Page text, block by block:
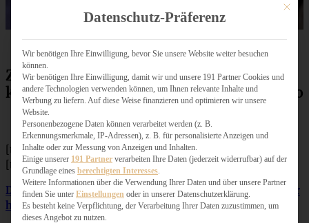
Zutaten Feigen-Bacon-Pizza mit
karamellisierten Zwiebeln und Balsamico
[tabs]
[tab title=”Zutaten”]
Das Rezept für meinen super leckeren Pizzateig findet Ihr
hier!
Mit
Datenschutz-Präferenz
Wir benötigen Ihre Einwilligung, bevor Sie unsere Website weiter besuchen
können.
Wir benötigen Ihre Einwilligung, damit wir und unsere 191 Partner Cookies und
andere Technologien verwenden können, um Ihnen relevante Inhalte und
Werbung zu liefern. Auf diese Weise finanzieren und optimieren wir unsere
Website.
Personenbezogene Daten können verarbeitet werden (z. B.
Erkennungsmerkmale, IP-Adressen), z. B. für personalisierte Anzeigen und
Inhalte oder zur Messung von Anzeigen und Inhalten.
Einige unserer 191 Partner verarbeiten Ihre Daten (jederzeit widerrufbar) auf der
Grundlage eines berechtigten Interesses
Weitere Informationen über die Verwendung Ihrer Daten und über unsere Partner
finden Sie unter Einstellungen oder in unserer Datenschutzerklärung.
Es besteht keine Verpflichtung, der Verarbeitung Ihrer Daten zuzustimmen, um
dieses Angebot zu nutzen.